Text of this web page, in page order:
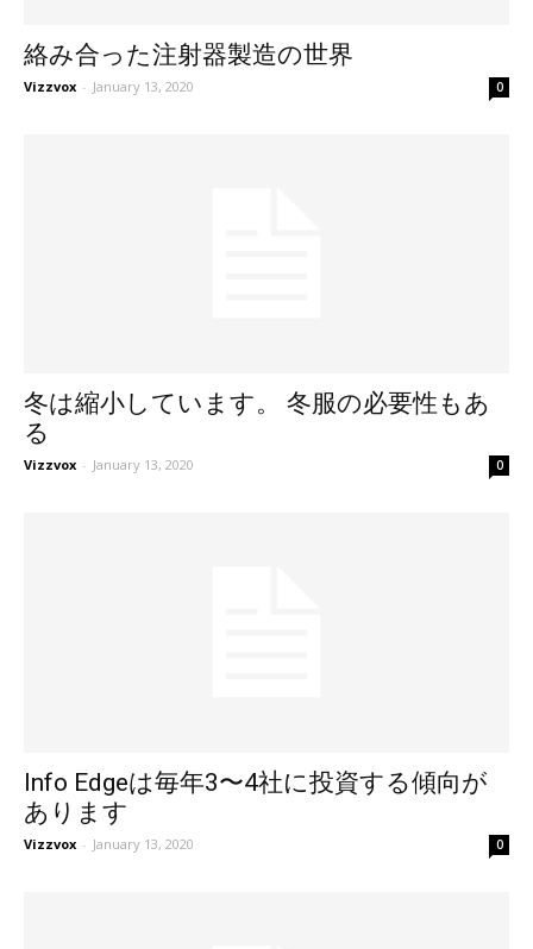
絡み合った注射器製造の世界
Vizzvox - January 13, 2020 0
冬は縮小しています。 冬服の必要性もあ
る
Vizzvox - January 13, 2020 0
Info Edgeは毎年3〜4社に投資する傾向が
あります
Vizzvox - January 13, 2020 0